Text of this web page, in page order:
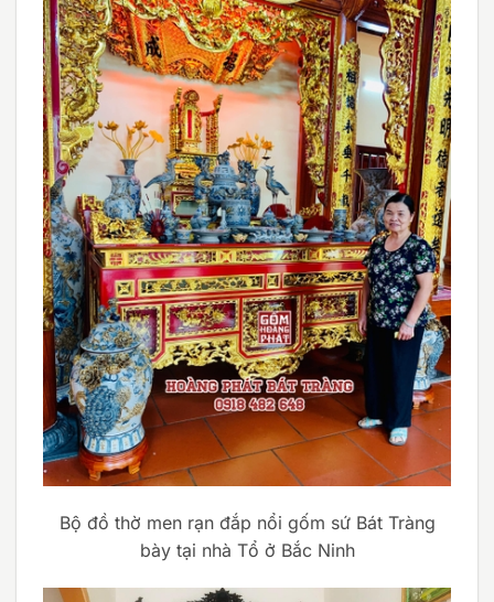
Bộ đồ thờ men rạn đắp nổi gốm sứ Bát Tràng
bày tại nhà Tổ ở Bắc Ninh